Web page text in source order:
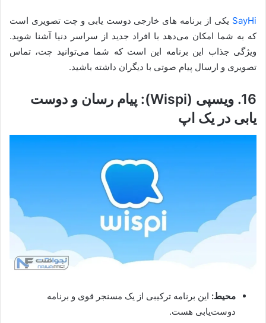
SayHi یکی از برنامه های خارجی دوست یابی و چت تصویری است
که به شما امکان می‌دهد با افراد جدید از سراسر دنیا آشنا شوید.
ویژگی جذاب این برنامه این است که شما می‌توانید چت، تماس
تصویری و ارسال پیام صوتی با دیگران داشته باشید.
16. ویسپی (Wispi): پیام رسان و دوست
یابی در یک اپ
محیط: این برنامه ترکیبی از یک مسنجر قوی و برنامه
دوست‌یابی هست.